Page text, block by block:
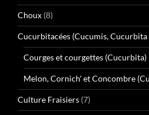
Choux (8)
Cucurbitacées (Cucumis,
Courges et courgettes (Cucurbita)
Melon, Cornich' et Concombre
Culture Fraisiers (7)